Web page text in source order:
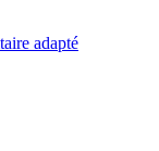
adapté